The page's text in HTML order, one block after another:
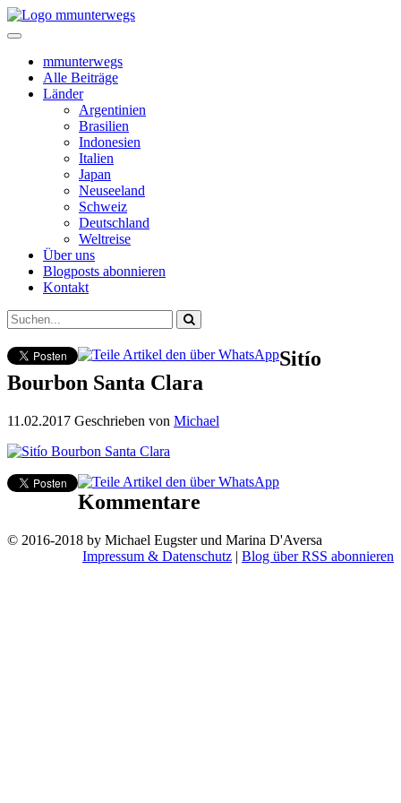
mmunterwegs
Alle Beiträge
Länder
Argentinien
Brasilien
Indonesien
Italien
Japan
Neuseeland
Schweiz
Deutschland
Weltreise
Über uns
Blogposts abonnieren
Kontakt
Sitío
Bourbon Santa Clara
11.02.2017 Geschrieben von Michael
Kommentare
© 2016-2018 by Michael Eugster und Marina D'Aversa
Impressum & Datenschutz | Blog über RSS abonnieren